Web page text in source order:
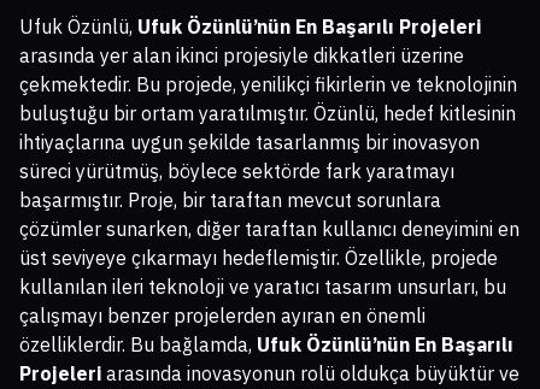
Ufuk Özünlü, Ufuk Özünlü’nün En Başarılı Projeleri
arasında yer alan ikinci projesiyle dikkatleri üzerine
çekmektedir. Bu projede, yenilikçi fikirlerin ve teknolojinin
buluştuğu bir ortam yaratılmıştır. Özünlü, hedef kitlesinin
ihtiyaçlarına uygun şekilde tasarlanmış bir inovasyon
süreci yürütmüş, böylece sektörde fark yaratmayı
başarmıştır. Proje, bir taraftan mevcut sorunlara
çözümler sunarken, diğer taraftan kullanıcı deneyimini en
üst seviyeye çıkarmayı hedeflemiştir. Özellikle, projede
kullanılan ileri teknoloji ve yaratıcı tasarım unsurları, bu
çalışmayı benzer projelerden ayıran en önemli
özelliklerdir. Bu bağlamda, Ufuk Özünlü’nün En Başarılı
Projeleri arasında inovasyonun rolü oldukça büyüktür ve